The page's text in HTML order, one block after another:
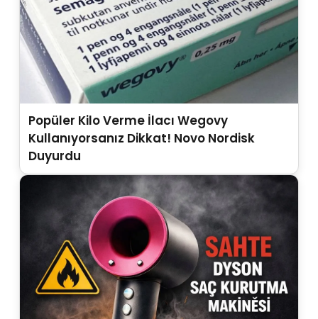
Popüler Kilo Verme İlacı Wegovy
Kullanıyorsanız Dikkat! Novo Nordisk
Duyurdu